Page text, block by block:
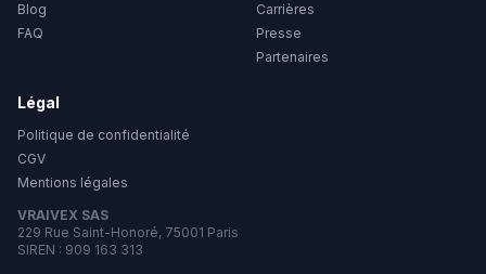
Blog
FAQ
Carrières
Presse
Partenaires
Légal
Politique de confidentialité
CGV
Mentions légales
VRAIVEX SAS
229 Rue Saint-Honoré, 75001 Paris
SIREN : 909 163 313